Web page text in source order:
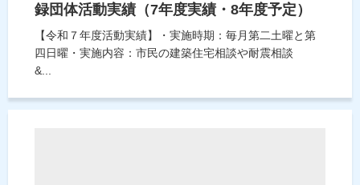
録団体活動実績（7年度実績・8年度予定）
【令和７年度活動実績】・実施時期：毎月第二土曜と第
四日曜・実施内容：市民の建築住宅相談や耐震相談
&...